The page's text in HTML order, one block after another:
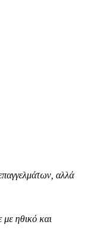
αλλά
με ηθικό και